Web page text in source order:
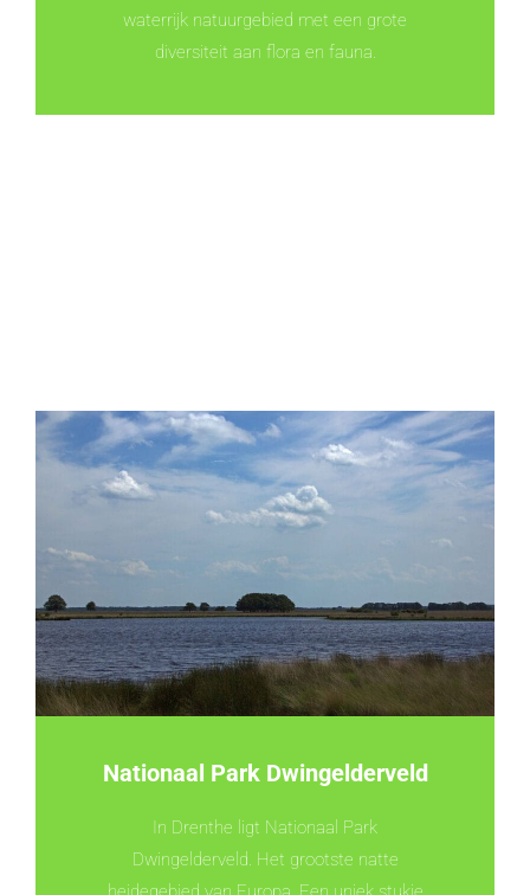
waterrijk natuurgebied met een grote
diversiteit aan flora en fauna.
Nationaal Park Dwingelderveld
In Drenthe ligt Nationaal Park
Dwingelderveld. Het grootste natte